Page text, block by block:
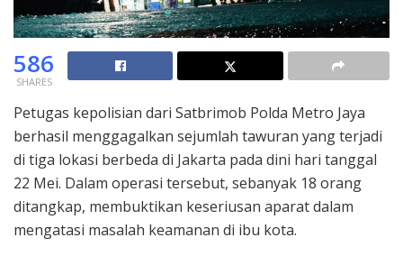
586
SHARES
Petugas kepolisian dari Satbrimob Polda Metro Jaya
berhasil menggagalkan sejumlah tawuran yang terjadi
di tiga lokasi berbeda di Jakarta pada dini hari tanggal
22 Mei. Dalam operasi tersebut, sebanyak 18 orang
ditangkap, membuktikan keseriusan aparat dalam
mengatasi masalah keamanan di ibu kota.